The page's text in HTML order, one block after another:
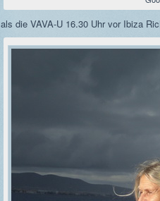
als die VAVA-U 16.30 Uhr vor Ibiza